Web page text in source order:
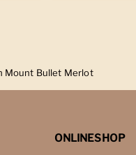
Mount Bullet Merlot
ONLINESHOP